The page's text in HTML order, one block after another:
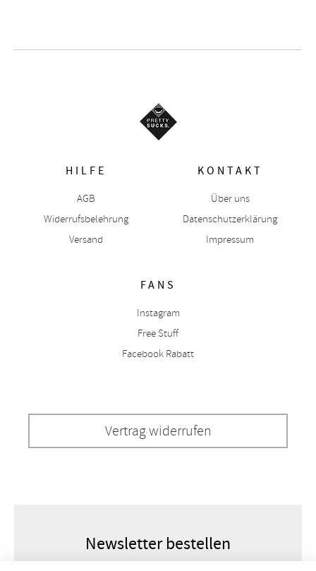
HILFE
AGB
Widerrufsbelehrung
Versand
KONTAKT
Über uns
Datenschutzerklärung
Impressum
FANS
Instagram
Free Stuff
Facebook Rabatt
Vertrag widerrufen
Newsletter bestellen